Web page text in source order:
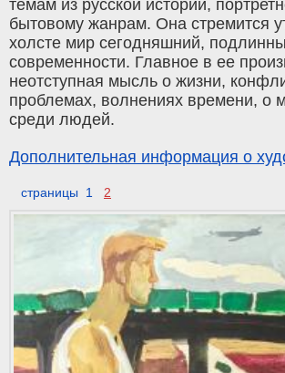
темам из русской истории,
бытовому жанрам. Она стремится
холсте мир сегодняшний,
современности. Главное в ее
неотступная мысль о жизни,
проблемах, волнениях времени, о
среди людей.
Дополнительная информация о
страницы 1 2